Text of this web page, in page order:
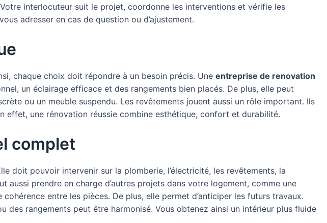
interlocuteur suit le projet, coordonne les interventions et vérifie les
adresser en cas de question ou d’ajustement.
chaque choix doit répondre à un besoin précis. Une entreprise de renovation
un éclairage efficace et des rangements bien placés. De plus, elle peut
ou un meuble suspendu. Les revêtements jouent aussi un rôle important. Ils
effet, une rénovation réussie combine esthétique, confort et durabilité.
complet
doit pouvoir intervenir sur la plomberie, l’électricité, les revêtements, la
aussi prendre en charge d’autres projets dans votre logement, comme une
entre les pièces. De plus, elle permet d’anticiper les futurs travaux.
des rangements peut être harmonisé. Vous obtenez ainsi un intérieur plus fluide